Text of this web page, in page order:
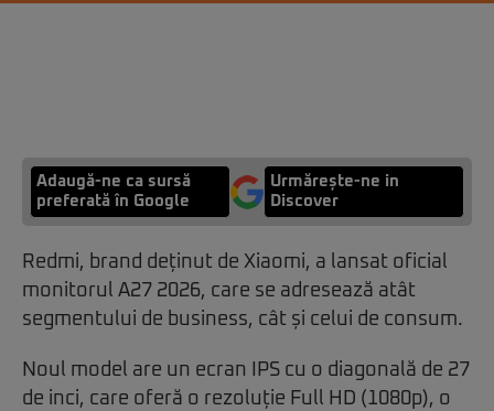
Adaugă-ne ca sursă
preferată în Google
Urmărește-ne in
Discover
Redmi, brand deținut de Xiaomi, a lansat oficial
monitorul A27 2026, care se adresează atât
segmentului de business, cât și celui de consum.
Noul model are un ecran IPS cu o diagonală de 27
de inci, care oferă o rezoluție Full HD (1080p), o